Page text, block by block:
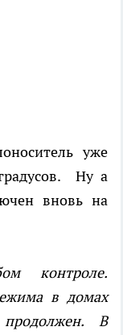
уже
Ну а
вновь на
контроле.
в домах
продолжен. В